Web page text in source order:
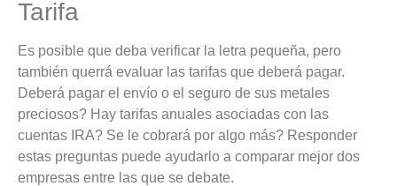
Tarifa
Es posible que deba verificar la letra pequeña, pero
también querrá evaluar las tarifas que deberá pagar.
Deberá pagar el envío o el seguro de sus metales
preciosos? Hay tarifas anuales asociadas con las
cuentas IRA? Se le cobrará por algo más? Responder
estas preguntas puede ayudarlo a comparar mejor dos
empresas entre las que se debate.